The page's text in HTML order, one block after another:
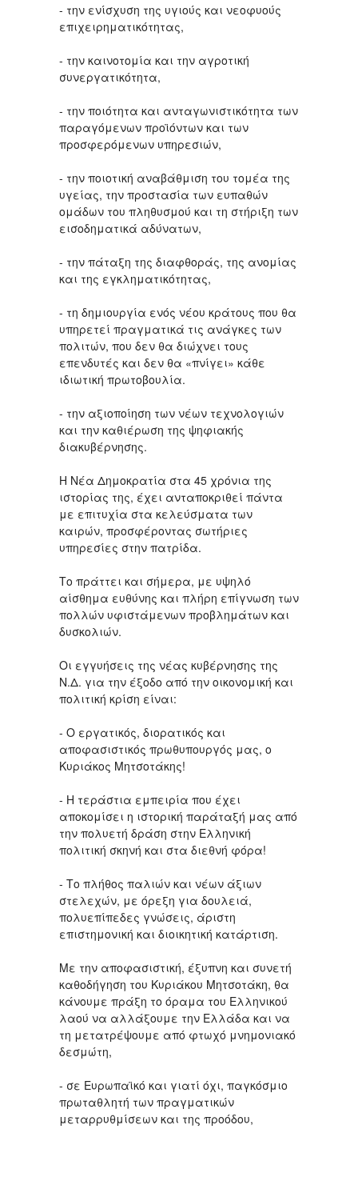
- την ενίσχυση της υγιούς και νεοφυούς
επιχειρηματικότητας,
- την καινοτομία και την αγροτική
συνεργατικότητα,
- την ποιότητα και ανταγωνιστικότητα των
παραγόμενων προϊόντων και των
προσφερόμενων υπηρεσιών,
- την ποιοτική αναβάθμιση του τομέα της
υγείας, την προστασία των ευπαθών
ομάδων του πληθυσμού και τη στήριξη των
εισοδηματικά αδύνατων,
- την πάταξη της διαφθοράς, της ανομίας
και της εγκληματικότητας,
- τη δημιουργία ενός νέου κράτους που θα
υπηρετεί πραγματικά τις ανάγκες των
πολιτών, που δεν θα διώχνει τους
επενδυτές και δεν θα «πνίγει» κάθε
ιδιωτική πρωτοβουλία.
- την αξιοποίηση των νέων τεχνολογιών
και την καθιέρωση της ψηφιακής
διακυβέρνησης.
Η Νέα Δημοκρατία στα 45 χρόνια της
ιστορίας της, έχει ανταποκριθεί πάντα
με επιτυχία στα κελεύσματα των
καιρών, προσφέροντας σωτήριες
υπηρεσίες στην πατρίδα.
Το πράττει και σήμερα, με υψηλό
αίσθημα ευθύνης και πλήρη επίγνωση των
πολλών υφιστάμενων προβλημάτων και
δυσκολιών.
Οι εγγυήσεις της νέας κυβέρνησης της
Ν.Δ. για την έξοδο από την οικονομική και
πολιτική κρίση είναι:
- Ο εργατικός, διορατικός και
αποφασιστικός πρωθυπουργός μας, ο
Κυριάκος Μητσοτάκης!
- Η τεράστια εμπειρία που έχει
αποκομίσει η ιστορική παράταξή μας από
την πολυετή δράση στην Ελληνική
πολιτική σκηνή και στα διεθνή φόρα!
- Το πλήθος παλιών και νέων άξιων
στελεχών, με όρεξη για δουλειά,
πολυεπίπεδες γνώσεις, άριστη
επιστημονική και διοικητική κατάρτιση.
Mε την αποφασιστική, έξυπνη και συνετή
καθοδήγηση του Κυριάκου Μητσοτάκη, θα
κάνουμε πράξη το όραμα του Ελληνικού
λαού να αλλάξουμε την Ελλάδα και να
τη μετατρέψουμε από φτωχό μνημονιακό
δεσμώτη,
- σε Ευρωπαϊκό και γιατί όχι, παγκόσμιο
πρωταθλητή των πραγματικών
μεταρρυθμίσεων και της προόδου,